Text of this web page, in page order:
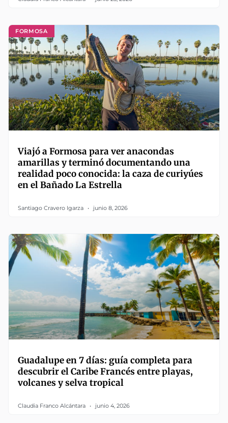
FORMOSA
Viajó a Formosa para ver anacondas
amarillas y terminó documentando una
realidad poco conocida: la caza de curiyúes
en el Bañado La Estrella
Santiago Cravero Igarza junio 8, 2026
Guadalupe en 7 días: guía completa para
descubrir el Caribe Francés entre playas,
volcanes y selva tropical
Claudia Franco Alcántara junio 4, 2026